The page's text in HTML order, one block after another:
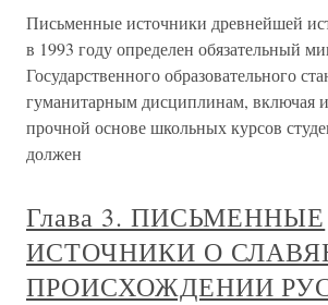
Письменные источники древнейшей
в 1993 году определен обязательный
Государственного образовательного
гуманитарным дисциплинам, включая
прочной основе школьных курсов
должен
Глава 3. ПИСЬМЕННЫЕ
ИСТОЧНИКИ О
ПРОИСХОЖДЕНИИ